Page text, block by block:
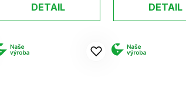
DETAIL DETAIL